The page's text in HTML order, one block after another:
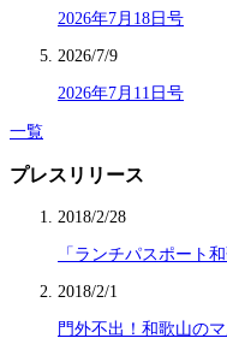
2026年7月18日号
2026/7/9
2026年7月11日号
一覧
プレスリリース
2018/2/28
「ランチパスポート
2018/2/1
門外不出！和歌山の